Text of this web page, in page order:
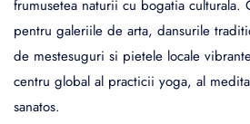
frumusetea naturii cu bogatia culturala.
pentru galeriile de arta, dansurile
de mestesuguri si pietele locale
centru global al practicii yoga, al
sanatos.